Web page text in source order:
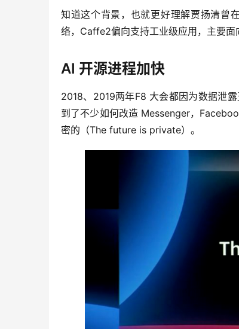
知道这个背景，也就更好理解贾扬清曾
络，Caffe2偏向支持工业级应用，主要
AI 开源进程加快
2018、2019两年F8 大会都因为数据泄
到了不少如何改造 Messenger，
密的（The future is private）。